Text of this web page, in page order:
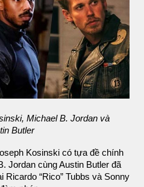
Michael B. Jordan và
Butler
Kosinski có tựa đề chính
Jordan cùng Austin Butler đã
“Rico” Tubbs và Sonny